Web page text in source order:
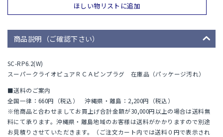
ほしい物リストに追加
商品説明（ご確認下さい）
SC-RP6.2(W)
スーパークライオピュアＲＣＡピンプラグ 在庫品（パッケージ汚れ）
■送料のご案内
全国一律：660円（税込） 沖縄県・離島：2,200円（税込）
※他商品と合わせましてお買上げ合計金額が30,000円以上の場合は送料無
料にて承ります。沖縄県・離島地域のお客様は送料がかかりますので別途
お見積りさせていただきます。（ご注文カート内では送料０円で表示され